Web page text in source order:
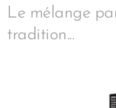
Le mélange
tradition...